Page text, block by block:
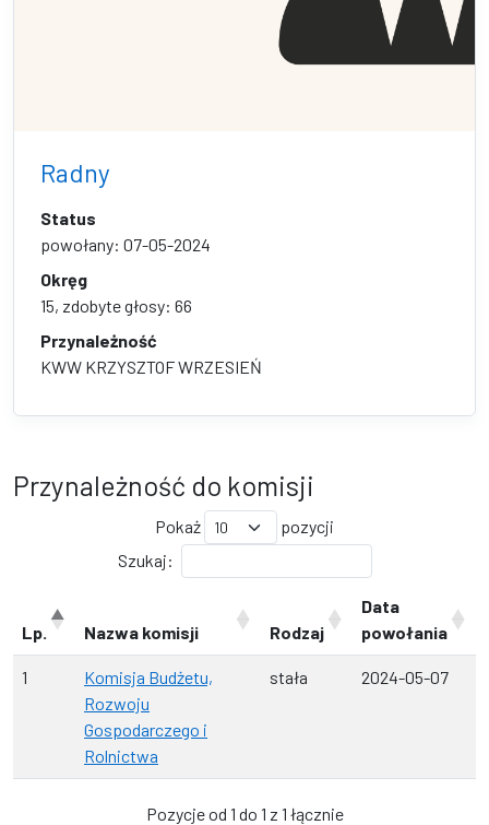
Radny
Status
powołany: 07-05-2024
Okręg
15, zdobyte głosy: 66
Przynależność
KWW KRZYSZTOF WRZESIEŃ
Przynależność do komisji
Pokaż
pozycji
Szukaj:
Lp. Nazwa komisji Rodzaj
Data
powołania
1
Komisja Budżetu,
Rozwoju
Gospodarczego i
Rolnictwa
stała 2024-05-07
Pozycje od 1 do 1 z 1 łącznie